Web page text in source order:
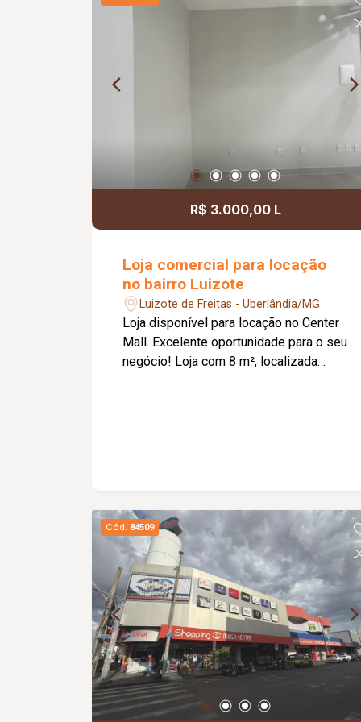
próxima a terminal, universidade,
supermercados, escolas e principais
complementares: Aceita permuta de até
R$ 3.000,00 L
Loja comercial para locação
no bairro Luizote
Luizote de Freitas - Uberlândia/MG
Loja disponível para locação no Center
Mall. Excelente oportunidade para o seu
negócio! Loja com 8 m², localizada
baixo custo e ótima localização.
Agende uma visita e venha conhecer
essa oportunidade!
Cód. 84509